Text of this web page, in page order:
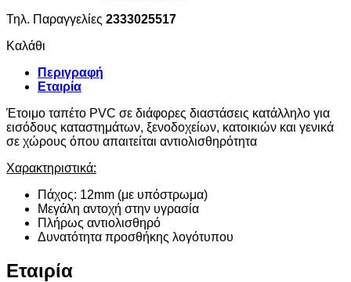
Τηλ. Παραγγελίες 2333025517
Καλάθι
Περιγραφή
Εταιρία
Έτοιμο ταπέτο PVC σε διάφορες διαστάσεις κατάλληλο για
εισόδους καταστημάτων, ξενοδοχείων, κατοικιών και γενικά
σε χώρους όπου απαιτείται αντιολισθηρότητα
Χαρακτηριστικά:
Πάχος: 12mm (με υπόστρωμα)
Μεγάλη αντοχή στην υγρασία
Πλήρως αντιολισθηρό
Δυνατότητα προσθήκης λογότυπου
Εταιρία